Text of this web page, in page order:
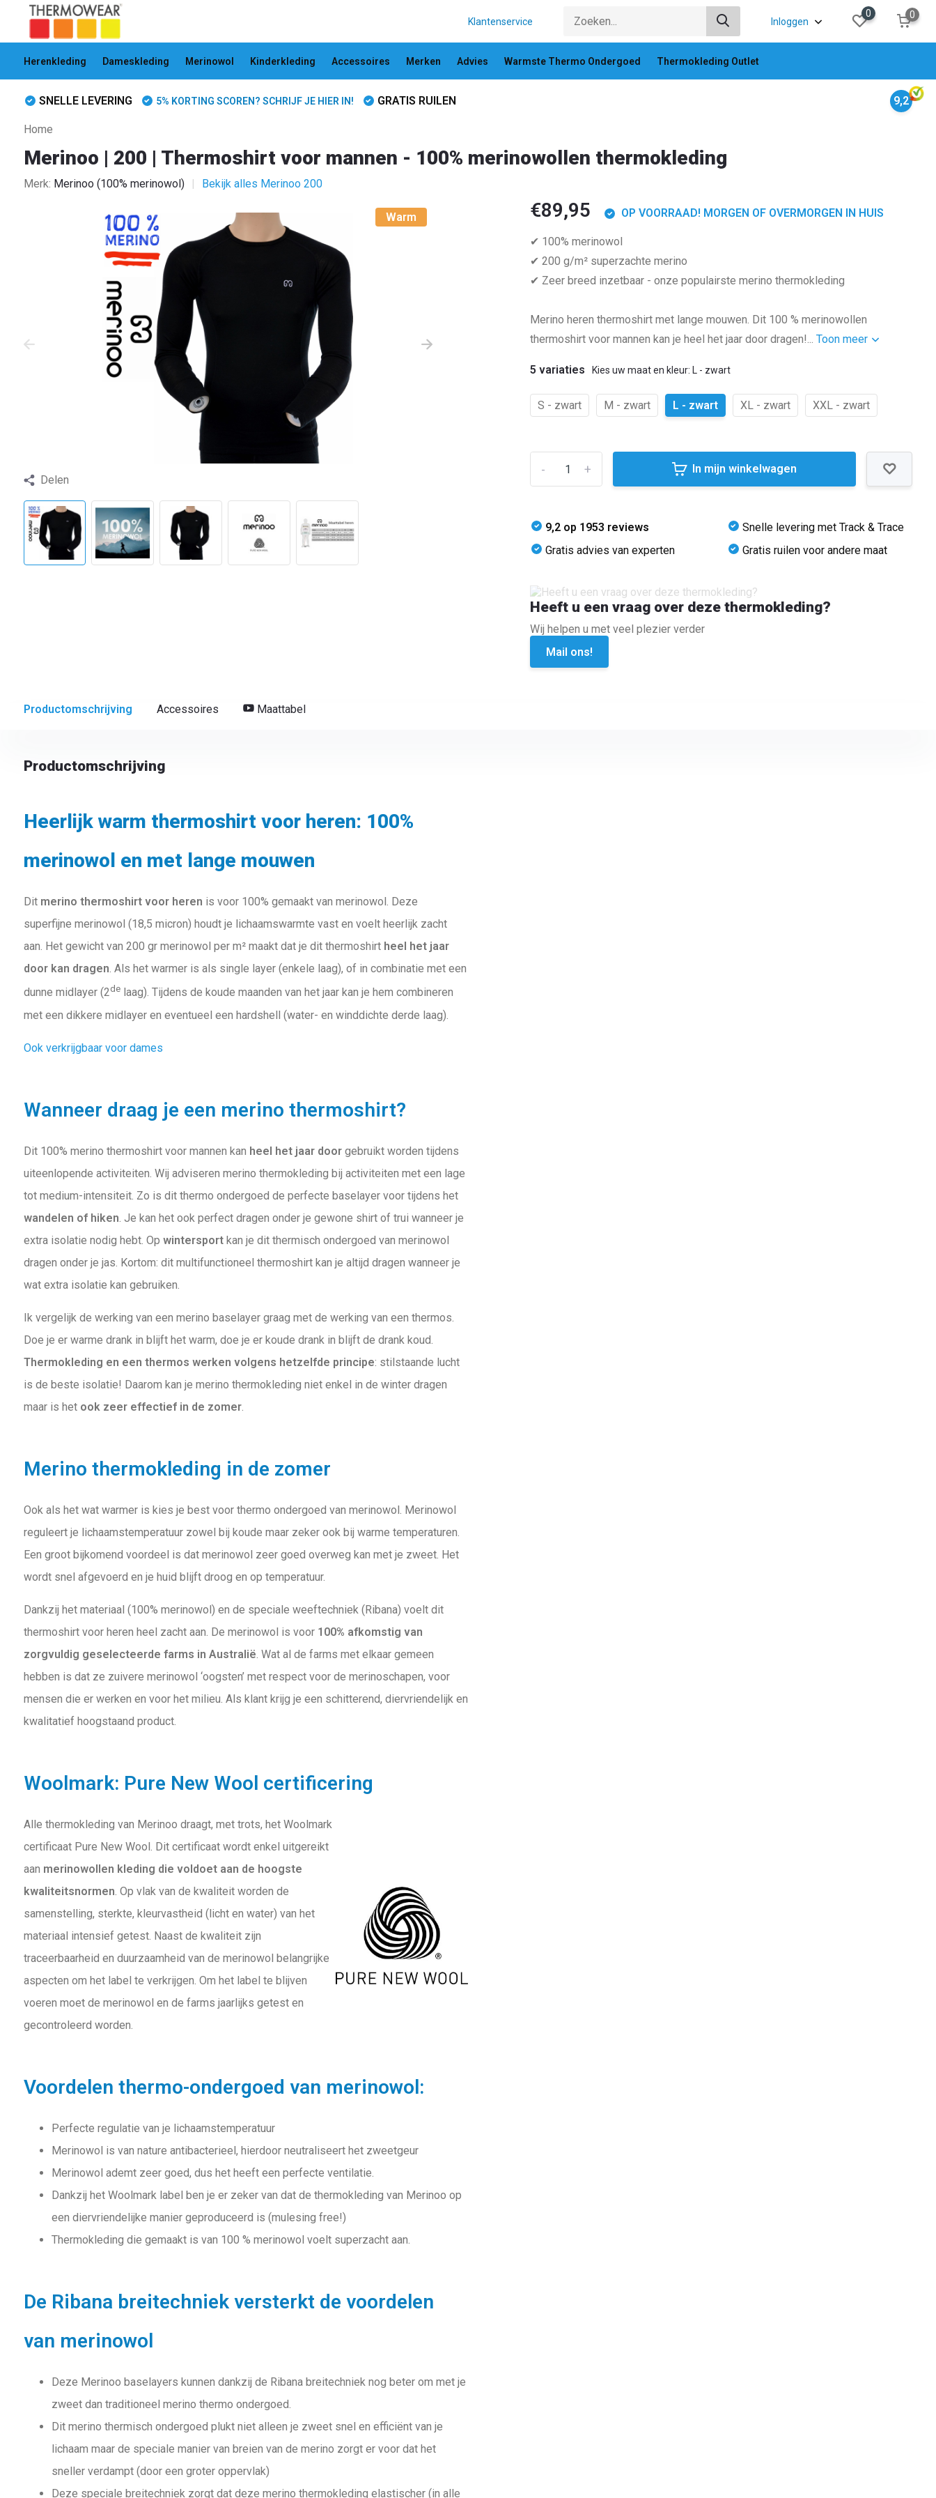
Klantenservice Inloggen
0 0
Herenkleding Dameskleding Merinowol Kinderkleding Accessoires Merken Advies Warmste Thermo Ondergoed Thermokleding Outlet
SNELLE LEVERING 5% KORTING SCOREN? SCHRIJF JE HIER IN! GRATIS RUILEN 9,2
Home
Merinoo | 200 | Thermoshirt voor mannen - 100% merinowollen thermokleding
Merk: Merinoo (100% merinowol) Bekijk alles Merinoo 200
Warm
Delen
€89,95 OP VOORRAAD! MORGEN OF OVERMORGEN IN HUIS
✔ 100% merinowol
✔ 200 g/m² superzachte merino
✔ Zeer breed inzetbaar - onze populairste merino thermokleding
Merino heren thermoshirt met lange mouwen. Dit 100 % merinowollen
thermoshirt voor mannen kan je heel het jaar door dragen!...Toon meer
5 variaties Kies uw maat en kleur: L - zwart
S - zwart M - zwart L - zwart XL - zwart XXL - zwart
+
- In mijn winkelwagen
9,2 op 1953 reviews
Gratis advies van experten
Snelle levering met Track & Trace
Gratis ruilen voor andere maat
Heeft u een vraag over deze thermokleding?
Wij helpen u met veel plezier verder
Mail ons!
Productomschrijving Accessoires Maattabel
Productomschrijving
Heerlijk warm thermoshirt voor heren: 100%
merinowol en met lange mouwen
Dit merino thermoshirt voor heren is voor 100% gemaakt van merinowol. Deze
superfijne merinowol (18,5 micron) houdt je lichaamswarmte vast en voelt heerlijk zacht
aan. Het gewicht van 200 gr merinowol per m² maakt dat je dit thermoshirt heel het jaar
door kan dragen. Als het warmer is als single layer (enkele laag), of in combinatie met een
dunne midlayer (2delaag). Tijdens de koude maanden van het jaar kan je hem combineren
met een dikkere midlayer en eventueel een hardshell (water- en winddichte derde laag).
Ook verkrijgbaar voor dames
Wanneer draag je een merino thermoshirt?
Dit 100% merino thermoshirt voor mannen kan heel het jaar doorgebruikt worden tijdens
uiteenlopende activiteiten. Wij adviseren merino thermokleding bij activiteiten met een lage
tot medium-intensiteit. Zo is dit thermo ondergoed de perfecte baselayer voor tijdens het
wandelen of hiken . Je kan het ook perfect dragen onder je gewone shirt of trui wanneer je
extra isolatie nodig hebt. Op wintersportkan je dit thermisch ondergoed van merinowol
dragen onder je jas. Kortom: dit multifunctioneel thermoshirt kan je altijd dragen wanneer je
wat extra isolatie kan gebruiken.
Ik vergelijk de werking van een merino baselayer graag met de werking van een thermos.
Doe je er warme drank in blijft het warm, doe je er koude drank in blijft de drank koud.
Thermokleding en een thermos werken volgens hetzelfde principe: stilstaande lucht
is de beste isolatie! Daarom kan je merino thermokleding niet enkel in de winter dragen
maar is het ook zeer effectief in de zomer.
Merino thermokleding in de zomer
Ook als het wat warmer is kies je best voor thermo ondergoed van merinowol. Merinowol
reguleert je lichaamstemperatuur zowel bij koude maar zeker ook bij warme temperaturen.
Een groot bijkomend voordeel is dat merinowol zeer goed overweg kan met je zweet. Het
wordt snel afgevoerd en je huid blijft droog en op temperatuur.
Dankzij het materiaal (100% merinowol) en de speciale weeftechniek (Ribana) voelt dit
thermoshirt voor heren heel zacht aan. De merinowol is voor 100% afkomstig van
zorgvuldig geselecteerde farms in Australië . Wat al de farms met elkaar gemeen
hebben is dat ze zuivere merinowol ‘oogsten’ met respect voor de merinoschapen, voor
mensen die er werken en voor het milieu. Als klant krijg je een schitterend, diervriendelijk en
kwalitatief hoogstaand product.
Woolmark: Pure New Wool certificering
Alle thermokleding van Merinoo draagt, met trots, het Woolmark
certificaat Pure New Wool. Dit certificaat wordt enkel uitgereikt
aan merinowollen kleding die voldoet aan de hoogste
kwaliteitsnormen . Op vlak van de kwaliteit worden de
samenstelling, sterkte, kleurvastheid (licht en water) van het
materiaal intensief getest. Naast de kwaliteit zijn
traceerbaarheid en duurzaamheid van de merinowol belangrijke
aspecten om het label te verkrijgen. Om het label te blijven
voeren moet de merinowol en de farms jaarlijks getest en
gecontroleerd worden.
Voordelen thermo-ondergoed van merinowol:
Perfecte regulatie van je lichaamstemperatuur
Merinowol is van nature antibacterieel, hierdoor neutraliseert het zweetgeur
Merinowol ademt zeer goed, dus het heeft een perfecte ventilatie.
Dankzij het Woolmark label ben je er zeker van dat de thermokleding van Merinoo op
een diervriendelijke manier geproduceerd is (mulesing free!)
Thermokleding die gemaakt is van 100 % merinowol voelt superzacht aan.
De Ribana breitechniek versterkt de voordelen
van merinowol
Deze Merinoo baselayers kunnen dankzij de Ribana breitechniek nog beter om met je
zweet dan traditioneel merino thermo ondergoed.
Dit merino thermisch ondergoed plukt niet alleen je zweet snel en efficiënt van je
lichaam maar de speciale manier van breien van de merino zorgt er voor dat het
sneller verdampt (door een groter oppervlak)
Deze speciale breitechniek zorgt dat deze merino thermokleding elastischer (in alle